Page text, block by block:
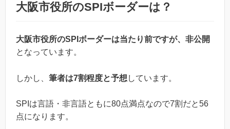
大阪市役所のSPIボーダーは？
大阪市役所のSPIボーダーは当たり前ですが、非公開
となっています。
しかし、 筆者は7割程度と予想 しています。
SPIは言語・非言語ともに80点満点なので7割だと56
点になります。